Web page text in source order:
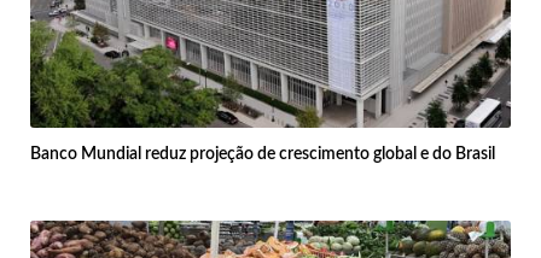
Banco Mundial reduz projeção de crescimento global e do Brasil